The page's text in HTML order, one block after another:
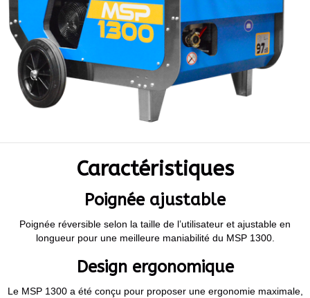
Caractéristiques
Poignée ajustable
Poignée réversible selon la taille de l’utilisateur et ajustable en
longueur pour une meilleure maniabilité du MSP 1300.
Design ergonomique
Le MSP 1300 a été conçu pour proposer une ergonomie maximale,